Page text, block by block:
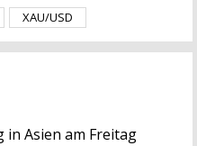
XAU/USD
in Asien am Freitag